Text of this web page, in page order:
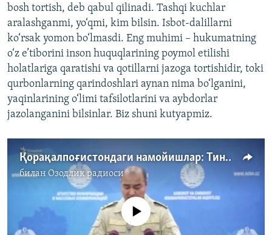
bosh tortish, deb qabul qilinadi. Tashqi kuchlar
aralashganmi, yo‘qmi, kim bilsin. Isbot-dalillarni
ko‘rsak yomon bo‘lmasdi. Eng muhimi – hukumatning
o‘z e’tiborini inson huquqlarining poymol etilishi
holatlariga qaratishi va qotillarni jazoga tortishidir, toki
qurbonlarning qarindoshlari aynan nima bo‘lganini,
yaqinlarining o‘limi tafsilotlarini va aybdorlar
jazolanganini bilsinlar. Biz shuni kutyapmiz.
Қорақалпоғистондаги намойишлар: Тинч аҳоли ва ҳукумат кучлари орасида қурбонлар бор - Мирзиёев
билан Озодлик радиоси
Айни дамда медиа-манба мавжуд эмас